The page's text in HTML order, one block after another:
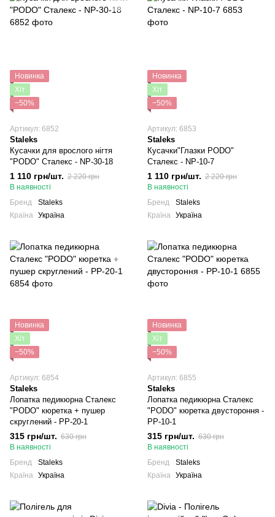
Новинка
Хіт
−50%
Артикул: 6852
Staleks
Кусачки для врослого нігтя
"PODO" Сталекс - NP-30-18
1 110 грн/шт. 2 220 грн
В наявності
Бренд
Staleks
Країна
Україна
Новинка
Хіт
−50%
Артикул: 6853
Staleks
Кусачки"Глазки PODO"
Сталекс - NP-10-7
1 110 грн/шт. 2 220 грн
В наявності
Бренд
Staleks
Країна
Україна
Новинка
Хіт
−50%
Артикул: 6854
Staleks
Лопатка педикюрна Сталекс
"PODO" кюретка + пушер
скруглений - PP-20-1
315 грн/шт. 630 грн
В наявності
Бренд
Staleks
Країна
Україна
Новинка
Хіт
−50%
Артикул: 6855
Staleks
Лопатка педикюрна Сталекс
"PODO" кюретка двустороння -
PP-10-1
315 грн/шт. 630 грн
В наявності
Бренд
Staleks
Країна
Україна